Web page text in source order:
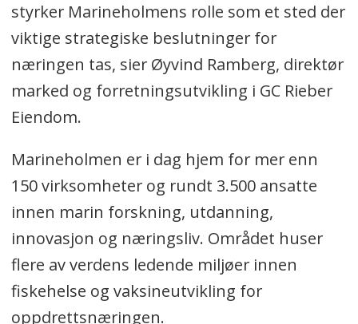
styrker Marineholmens rolle som et sted der
viktige strategiske beslutninger for
næringen tas, sier Øyvind Ramberg, direktør
marked og forretningsutvikling i GC Rieber
Eiendom.
Marineholmen er i dag hjem for mer enn
150 virksomheter og rundt 3.500 ansatte
innen marin forskning, utdanning,
innovasjon og næringsliv. Området huser
flere av verdens ledende miljøer innen
fiskehelse og vaksineutvikling for
oppdrettsnæringen.